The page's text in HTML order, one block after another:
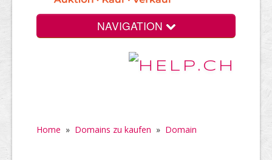
NAVIGATION
Home » Domains zu kaufen » Domain